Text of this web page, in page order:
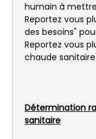
humain à
Reportez vous
des besoins"
Reportez vous
chaude
Détermination
sanitaire